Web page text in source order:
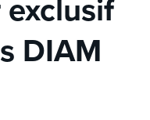
DIAM